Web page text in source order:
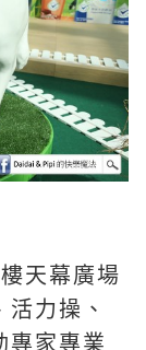
天幕廣場
力操、
專家專業